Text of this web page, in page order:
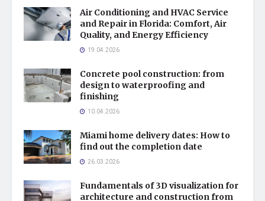
Air Conditioning and HVAC Service
and Repair in Florida: Comfort, Air
Quality, and Energy Efficiency
19.04.2026
Concrete pool construction: from
design to waterproofing and
finishing
10.04.2026
Miami home delivery dates: How to
find out the completion date
26.03.2026
Fundamentals of 3D visualization for
architecture and construction from